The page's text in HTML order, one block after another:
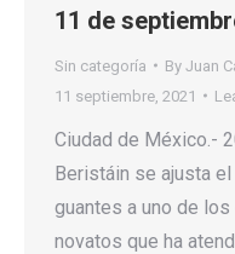
11 de
Sin categoría By Juan
11 septiembre, 2021
Ciudad de México.-
Beristáin se ajusta
guantes a uno de
novatos que ha